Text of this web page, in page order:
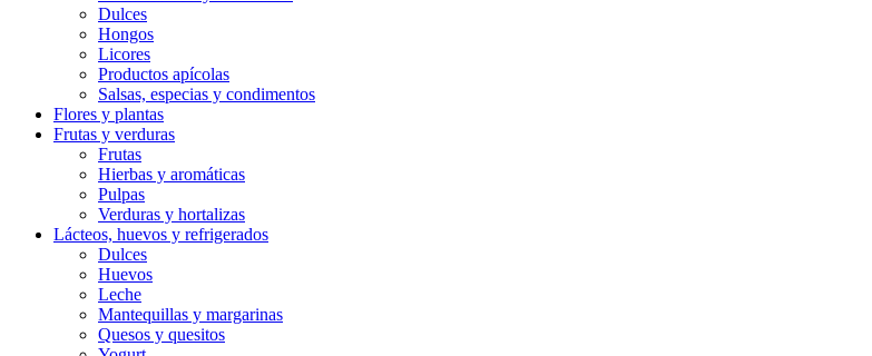
Dulces
Hongos
Licores
Productos apícolas
Salsas, especias y condimentos
Flores y plantas
Frutas y verduras
Frutas
Hierbas y aromáticas
Pulpas
Verduras y hortalizas
Lácteos, huevos y refrigerados
Dulces
Huevos
Leche
Mantequillas y margarinas
Quesos y quesitos